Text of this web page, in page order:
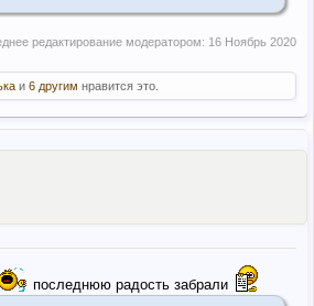
редактирование модератором: 16 Ноябрь 2020
и 6 другим нравится это.
последнюю радость забрали